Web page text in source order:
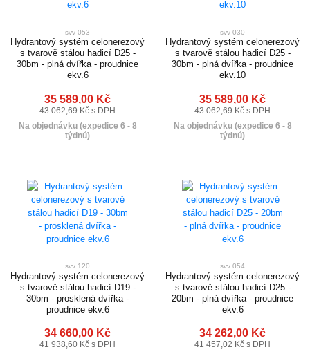
svv 053
Hydrantový systém celonerezový
s tvarově stálou hadicí D25 -
30bm - plná dvířka - proudnice
ekv.6
35 589,00 Kč
43 062,69 Kč s DPH
Na objednávku (expedice 6 - 8
týdnů)
svv 030
Hydrantový systém celonerezový
s tvarově stálou hadicí D25 -
30bm - plná dvířka - proudnice
ekv.10
35 589,00 Kč
43 062,69 Kč s DPH
Na objednávku (expedice 6 - 8
týdnů)
svv 120
Hydrantový systém celonerezový
s tvarově stálou hadicí D19 -
30bm - prosklená dvířka -
proudnice ekv.6
34 660,00 Kč
41 938,60 Kč s DPH
svv 054
Hydrantový systém celonerezový
s tvarově stálou hadicí D25 -
20bm - plná dvířka - proudnice
ekv.6
34 262,00 Kč
41 457,02 Kč s DPH